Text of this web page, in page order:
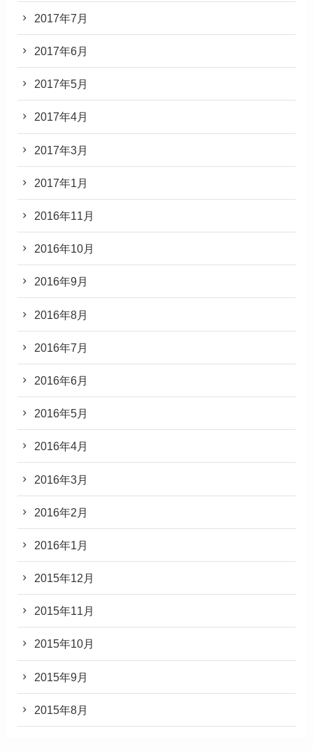
2017年7月
2017年6月
2017年5月
2017年4月
2017年3月
2017年1月
2016年11月
2016年10月
2016年9月
2016年8月
2016年7月
2016年6月
2016年5月
2016年4月
2016年3月
2016年2月
2016年1月
2015年12月
2015年11月
2015年10月
2015年9月
2015年8月